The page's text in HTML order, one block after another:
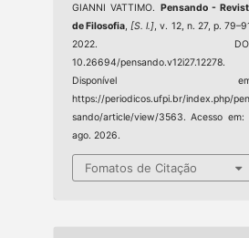
GIANNI VATTIMO. Pensando -
de Filosofia [S. l.] , v. 12, n. 27, p.
2022.
10.26694/pensando.v12i27.12278.
Disponível
https://periodicos.ufpi.br/index.php/
sando/article/view/3563. Acesso em:
ago. 2026.
Fomatos de Citação